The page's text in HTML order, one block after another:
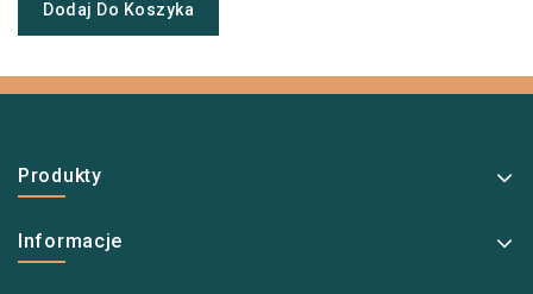
Dodaj Do Koszyka
Produkty
Informacje